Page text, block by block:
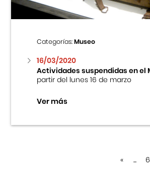
Categorías:Museo
16/03/2020
Actividades suspendidas en el
partir del lunes 16 de marzo
Ver más
« ... 6